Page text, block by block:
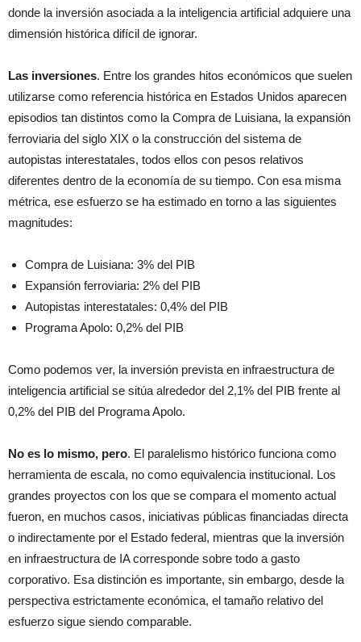
donde la inversión asociada a la inteligencia artificial adquiere una
dimensión histórica difícil de ignorar.
Las inversiones. Entre los grandes hitos económicos que suelen
utilizarse como referencia histórica en Estados Unidos aparecen
episodios tan distintos como la Compra de Luisiana, la expansión
ferroviaria del siglo XIX o la construcción del sistema de
autopistas interestatales, todos ellos con pesos relativos
diferentes dentro de la economía de su tiempo. Con esa misma
métrica, ese esfuerzo se ha estimado en torno a las siguientes
magnitudes:
Compra de Luisiana: 3% del PIB
Expansión ferroviaria: 2% del PIB
Autopistas interestatales: 0,4% del PIB
Programa Apolo: 0,2% del PIB
Como podemos ver, la inversión prevista en infraestructura de
inteligencia artificial se sitúa alrededor del 2,1% del PIB frente al
0,2% del PIB del Programa Apolo.
No es lo mismo, pero. El paralelismo histórico funciona como
herramienta de escala, no como equivalencia institucional. Los
grandes proyectos con los que se compara el momento actual
fueron, en muchos casos, iniciativas públicas financiadas directa
o indirectamente por el Estado federal, mientras que la inversión
en infraestructura de IA corresponde sobre todo a gasto
corporativo. Esa distinción es importante, sin embargo, desde la
perspectiva estrictamente económica, el tamaño relativo del
esfuerzo sigue siendo comparable.